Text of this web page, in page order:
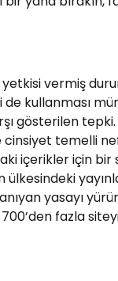
vermiş
kullanması
gösterilen
temelli
içerikler için
yasayı
fazla